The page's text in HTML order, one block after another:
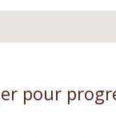
pour